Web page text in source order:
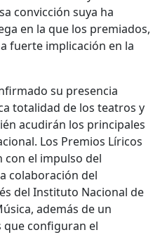
convicción suya ha
en la que los premiados,
fuerte implicación en la
su presencia
totalidad de los teatros y
acudirán los principales
Los Premios Líricos
el impulso del
colaboración del
del Instituto Nacional de
además de un
configuran el